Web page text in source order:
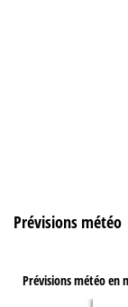
Prévisions météo
Prévisions météo en